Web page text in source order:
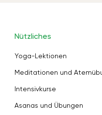
Nützliches
Yoga-Lektionen
Meditationen und
Intensivkurse
Asanas und Übungen